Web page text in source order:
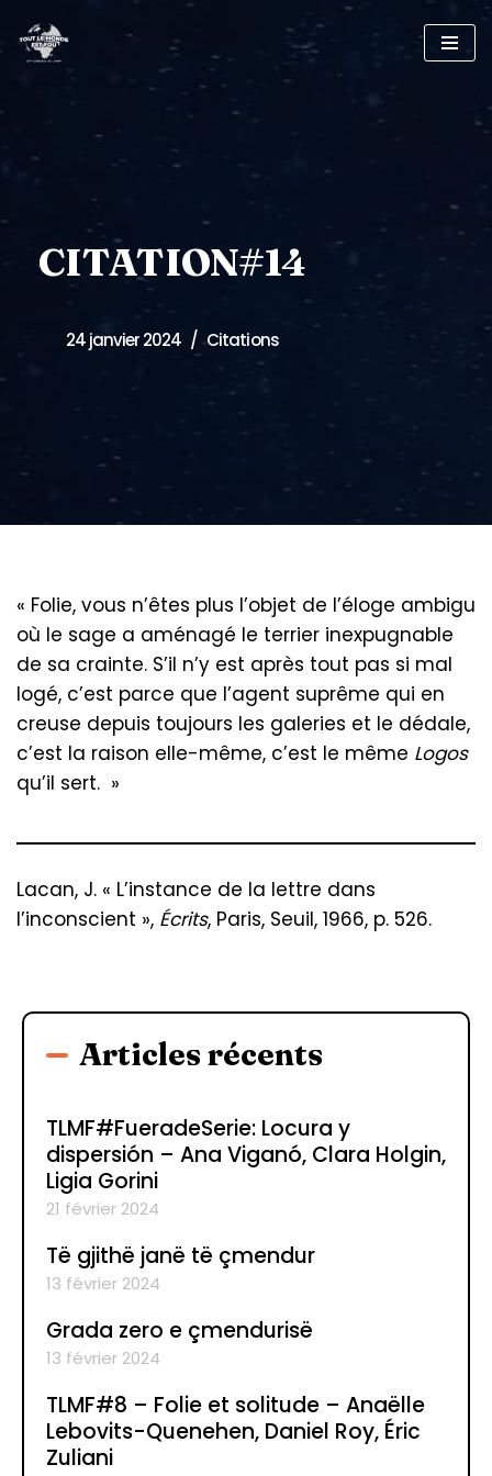
Skip
CITATION#14
24 janvier 2024 Citations
« Folie, vous n’êtes plus l’objet de l’éloge ambigu
où le sage a aménagé le terrier inexpugnable
de sa crainte. S’il n’y est après tout pas si mal
logé, c’est parce que l’agent suprême qui en
creuse depuis toujours les galeries et le dédale,
c’est la raison elle-même, c’est le même Logos
qu’il sert. »
Lacan, J. « L’instance de la lettre dans
l’inconscient », Écrits, Paris, Seuil, 1966, p. 526.
Articles récents
TLMF#FueradeSerie: Locura y
dispersión – Ana Viganó, Clara Holgin,
Ligia Gorini
21 février 2024
Të gjithë janë të çmendur
13 février 2024
Grada zero e çmendurisë
13 février 2024
TLMF#8 – Folie et solitude – Anaëlle
Lebovits-Quenehen, Daniel Roy, Éric
Zuliani